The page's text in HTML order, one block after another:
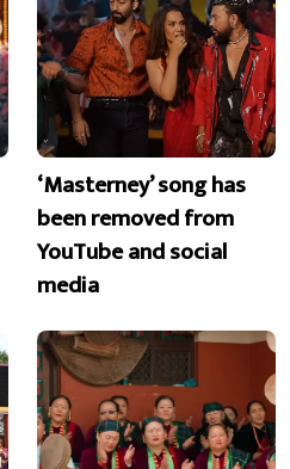
‘Masterney’ song has
been removed from
YouTube and social
media